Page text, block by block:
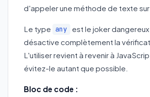
d'appeler une méthode de texte sur
Le type any
est le joker dangereux
désactive complètement la
L'utiliser revient à revenir à
évitez-le autant que possible.
Bloc de code :